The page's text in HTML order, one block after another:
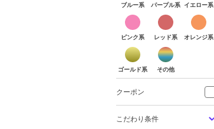
ブルー系 パープル系 イエロー系
ピンク系 レッド系 オレンジ系
ゴールド系 その他
クーポン
こだわり条件